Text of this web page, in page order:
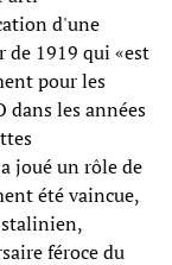
d'une
de 1919 qui «est
pour les
dans les années
joué un rôle de
été vaincue,
féroce du